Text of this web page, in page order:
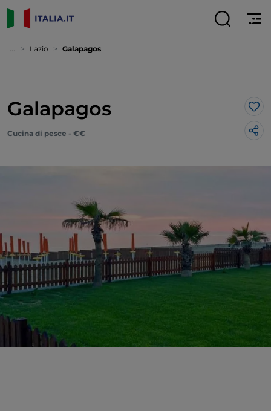
... Lazio Galapagos
Galapagos
Cucina di pesce - €€